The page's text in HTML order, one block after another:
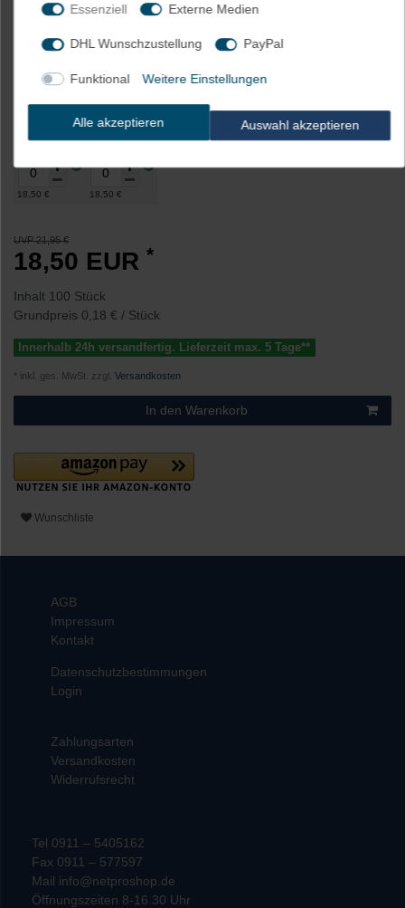
Farbe
Natur
schwarz
18,50 € 18,50 €
UVP 21,95 €
18,50 EUR *
Inhalt 100 Stück
Grundpreis 0,18 € / Stück
Innerhalb 24h versandfertig. Lieferzeit max. 5 Tage**
* inkl. ges. MwSt. zzgl. Versandkosten
In den Warenkorb
Wunschliste
AGB
Impressum
Kontakt
Datenschutzbestimmungen
Login
Zahlungsarten
Versandkosten
Widerrufsrecht
Tel 0911 – 5405162
Fax 0911 – 577597
Mail info@netproshop.de
Öffnungszeiten 8-16.30 Uhr
Essenziell Externe Medien
DHL Wunschzustellung PayPal
Funktional Weitere Einstellungen
Alle akzeptieren Auswahl akzeptieren